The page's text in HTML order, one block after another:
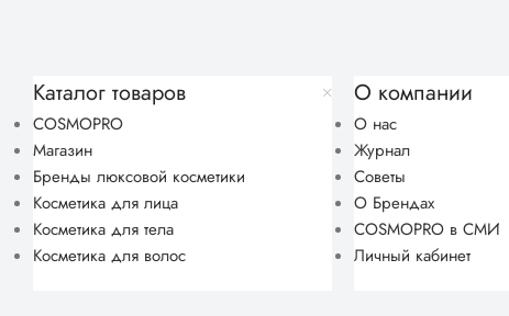
Каталог товаров
COSMOPRO
Магазин
Бренды люксовой косметики
Косметика для лица
Косметика для тела
Косметика для волос
О компании
О нас
Журнал
Советы
О Брендах
COSMOPRO в СМИ
Личный кабинет